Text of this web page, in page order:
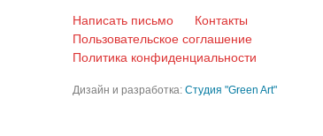
Написать письмо
Контакты
Пользовательское соглашение
Политика конфиденциальности
Дизайн и разработка: Студия "Green Art"